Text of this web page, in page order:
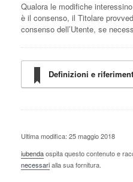
Qualora le modifiche
è il consenso, il Titolare
consenso dell’Utente, se
Definizioni e
Ultima modifica: 25 maggio 2018
iubendaospita questo contenuto e
necessarialla sua fornitura.